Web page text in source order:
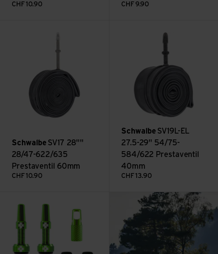
CHF 10.90 CHF 9.90
Schwalbe SV17 28""
28/47-622/635
Prestaventil 60mm
CHF 10.90
Schwalbe SV19L-EL
27.5-29" 54/75-
584/622 Prestaventil
40mm
CHF 13.90
Mehr lesen: Bikepacking in